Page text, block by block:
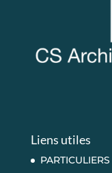
Liens utiles
PARTICULIERS